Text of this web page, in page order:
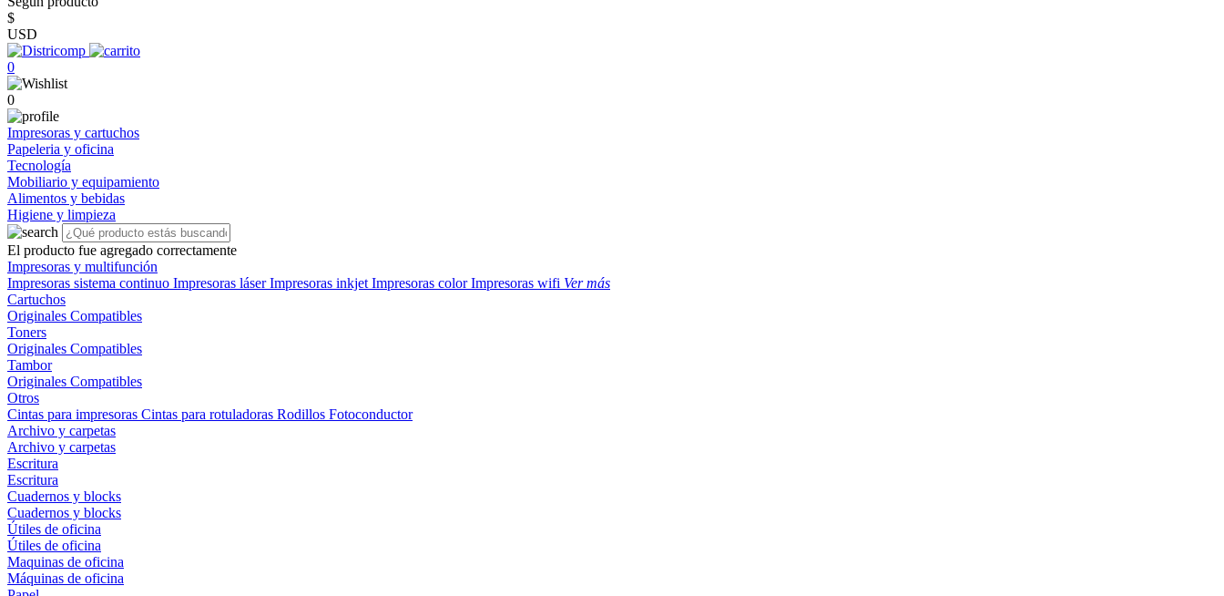
$
USD
0
0
Impresoras y cartuchos
Papeleria y oficina
Tecnología
Mobiliario y equipamiento
Alimentos y bebidas
Higiene y limpieza
El producto fue agregado correctamente
Impresoras y multifunción
Impresoras sistema continuo Impresoras láserImpresoras inkjet Impresoras colorImpresoras wifi Ver más
Cartuchos
Originales Compatibles
Toners
Originales Compatibles
Tambor
Originales Compatibles
Otros
Cintas para impresoras Cintas para rotuladoras Rodillos Fotoconductor
Archivo y carpetas
Archivo y carpetas
Escritura
Escritura
Cuadernos y blocks
Cuadernos y blocks
Útiles de oficina
Útiles de oficina
Maquinas de oficina
Máquinas de oficina